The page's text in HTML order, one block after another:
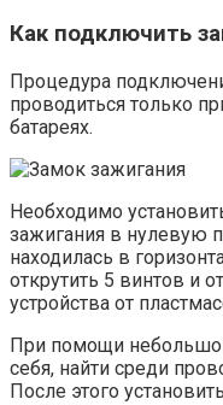
Как подключить
Процедура
проводиться только
батареях.
Необходимо
зажигания в нулевую
находилась в
открутить 5 винтов и
устройства от
При помощи
себя, найти среди
После этого